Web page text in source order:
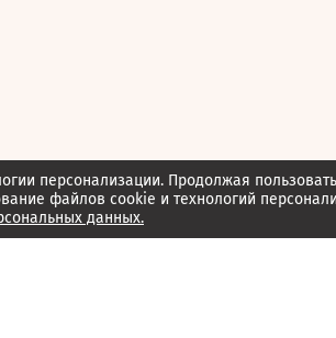
персонализации. Продолжая
файлов cookie и технологий
данных.